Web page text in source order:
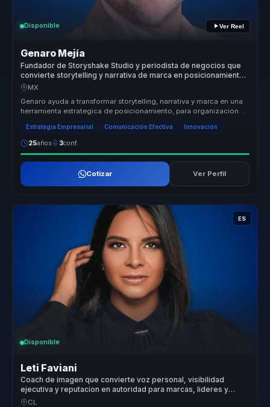
Disponible Ver Reel
Genaro Mejía
Fundador de Storyshake Studio y periodista de negocios que
convierte storytelling y narrativa de marca en posicionamiento
para empresas y lideres.
MX
Genaro ayuda a transformar storytelling, narrativa y marca en una
herramienta estrategica de posicionamiento, para organizaciones
que nec...
Estrategia Empresarial Comunicación Efectiva Innovación
25años 3conf.
Cotizar Ver Perfil
ES
Disponible
Leti Faviani
Coach de imagen que convierte voz personal, visibilidad
ejecutiva y reputacion en autoridad para marcas, lideres y
voceros.
CL